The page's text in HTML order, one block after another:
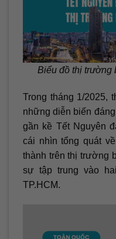
Biểu đồ thị trường
Trong tháng 1/2025,
những diễn biến
gần kề Tết Nguyên
cái nhìn tổng quát
thành trên thị trường
sự tập trung vào
TP.HCM.